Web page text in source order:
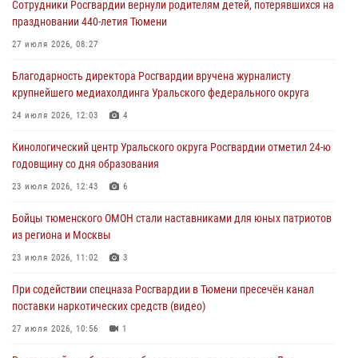
масштабных спортивных событий на Урале
05 августа 2026, 05:22
виновника ДТП
05 августа 2026, 05:15
труженицу тыла из Тюмени
04 августа 2026, 11:07
условиях в Тюменской области (видео)
04 августа 2026, 06:28
Сотрудники Росгвардии вернули родителям детей, потерявшихся на
праздновании 440-летия Тюмени
27 июля 2026, 08:27
Благодарность директора Росгвардии вручена журналисту
крупнейшего медиахолдинга Уральского федерального округа
24 июля 2026, 12:03 4
Кинологический центр Уральского округа Росгвардии отметил 24-ю
годовщину со дня образования
23 июля 2026, 12:43 6
Бойцы тюменского ОМОН стали наставниками для юных патриотов
из региона и Москвы
23 июля 2026, 11:02 3
При содействии спецназа Росгвардии в Тюмени пресечён канал
поставки наркотических средств (видео)
27 июля 2026, 10:56 1